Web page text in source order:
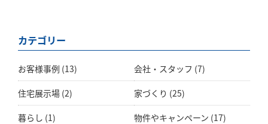
カテゴリー
お客様事例 (13) 会社・スタッフ (7)
住宅展示場 (2) 家づくり (25)
暮らし (1) 物件やキャンペーン (17)